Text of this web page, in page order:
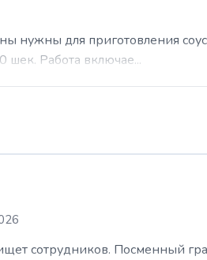
нужны для приготовления
шек. Работа включае...
сотрудников. Посменный